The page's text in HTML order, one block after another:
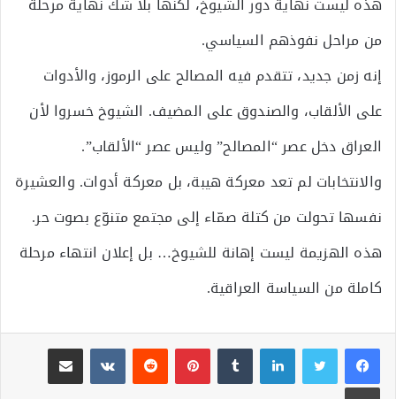
من مراحل نفوذهم السياسي.
إنه زمن جديد، تتقدم فيه المصالح على الرموز، والأدوات
على الألقاب، والصندوق على المضيف. الشيوخ خسروا لأن
العراق دخل عصر “المصالح” وليس عصر “الألقاب”.
والانتخابات لم تعد معركة هيبة، بل معركة أدوات. والعشيرة
نفسها تحولت من كتلة صمّاء إلى مجتمع متنوّع بصوت حر.
هذه الهزيمة ليست إهانة للشيوخ… بل إعلان انتهاء مرحلة
كاملة من السياسة العراقية.
لينكدإن بينتيريست
مشاركة عبر البريد
طباعة